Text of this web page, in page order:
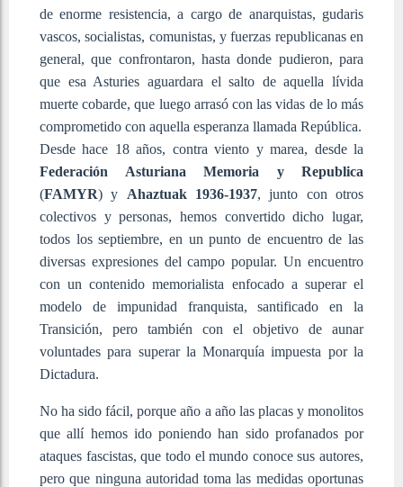
de enorme resistencia, a cargo de anarquistas, gudaris
vascos, socialistas, comunistas, y fuerzas republicanas en
general, que confrontaron, hasta donde pudieron, para
que esa Asturies aguardara el salto de aquella lívida
muerte cobarde, que luego arrasó con las vidas de lo más
comprometido con aquella esperanza llamada República.
Desde hace 18 años, contra viento y marea, desde la
Federación Asturiana Memoria y Republica
(FAMYR) y Ahaztuak 1936-1937, junto con otros
colectivos y personas, hemos convertido dicho lugar,
todos los septiembre, en un punto de encuentro de las
diversas expresiones del campo popular. Un encuentro
con un contenido memorialista enfocado a superar el
modelo de impunidad franquista, santificado en la
Transición, pero también con el objetivo de aunar
voluntades para superar la Monarquía impuesta por la
Dictadura.
No ha sido fácil, porque año a año las placas y monolitos
que allí hemos ido poniendo han sido profanados por
ataques fascistas, que todo el mundo conoce sus autores,
pero que ninguna autoridad toma las medidas oportunas